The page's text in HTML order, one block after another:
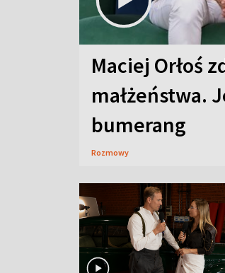
Maciej Orłoś
małżeństwa.
bumerang
Rozmowy